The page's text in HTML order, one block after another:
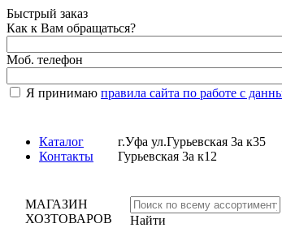
Быстрый заказ
Как к Вам обращаться?
Моб. телефон
Я принимаю правила сайта по работе с
Каталог
Контакты
г.Уфа ул.Гурьевская 3а к35
Гурьевская 3а к12
МАГАЗИН
ХОЗТОВАРОВ
Найти